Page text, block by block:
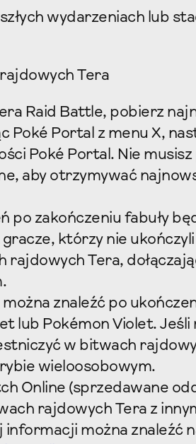
wydarzeniach lub
Tera
Raid Battle, pobierz
Poké Portal z menu X,
Poké Portal. Nie musisz
aby otrzymywać
po zakończeniu fabuły
którzy nie
Tera,
znaleźć po
lub Pokémon Violet. Jeśli
w bitwach
wieloosobowym.
Online (sprzedawane
rajdowych Tera z
można znaleźć